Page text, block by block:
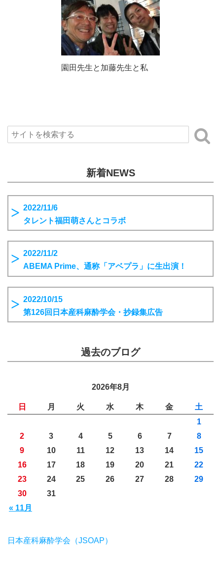
園田先生と加藤先生と私
新着NEWS
2022/11/6
タレント福田萌さんとコラボ
2022/11/2
ABEMA Prime、通称「アベプラ」に生出演！
2022/10/15
第126回日本産科麻酔学会・抄録集広告
過去のブログ
2026年8月
日 月 火 水 木 金 土
« 11月
1
2
3 4 5 6 7
8
9
10 11 12 13 14
15
16
17 18 19 20 21
22
23
24 25 26 27 28
29
30
31
日本産科麻酔学会（JSOAP）